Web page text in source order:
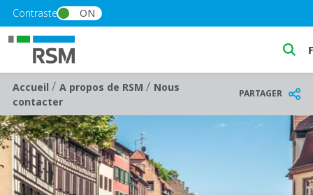
Skip to main content
Contraste ON
Breadcrumb
Accueil/ A propos de RSM/ Nous
contacter
PARTAGER